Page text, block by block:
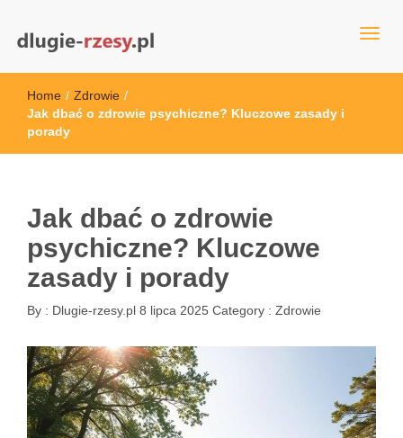
dlugie-rzesy.pl
Home / Zdrowie /
Jak dbać o zdrowie psychiczne? Kluczowe zasady i
porady
Jak dbać o zdrowie
psychiczne? Kluczowe
zasady i porady
By : Dlugie-rzesy.pl 8 lipca 2025 Category : Zdrowie